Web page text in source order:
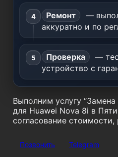
Ремонт
—
аккуратно и по
Проверка
—
устройство с
Выполним услугу
для Huawei Nova 8i в
согласование стоимости,
Позвонить Telegram